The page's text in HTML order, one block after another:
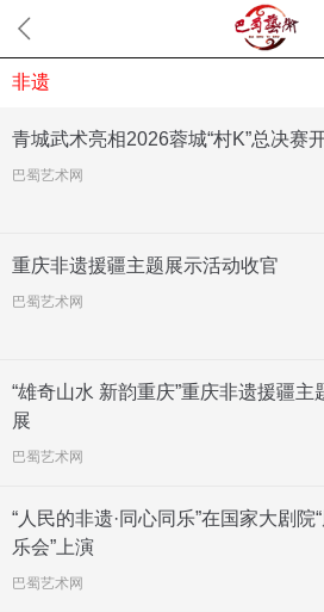
非遗
青城武术亮相2026蓉城“村K”总决赛
巴蜀艺术网
重庆非遗援疆主题展示活动收官
巴蜀艺术网
“雄奇山水 新韵重庆”重庆非遗援疆主
展
巴蜀艺术网
“人民的非遗·同心同乐”在国家大剧院
乐会”上演
巴蜀艺术网